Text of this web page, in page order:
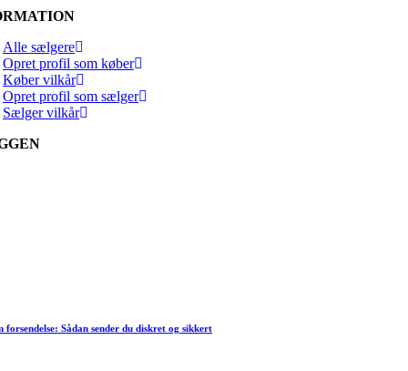
Alle sælgere
Opret profil som køber
Køber vilkår
Opret profil som sælger
Sælger vilkår
forsendelse: Sådan sender du diskret og sikkert